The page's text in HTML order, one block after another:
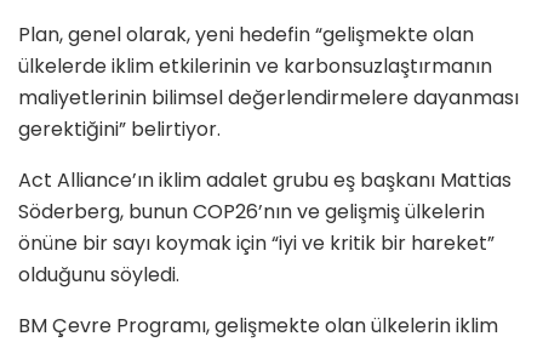
Plan, genel olarak, yeni hedefin “gelişmekte olan
ülkelerde iklim etkilerinin ve karbonsuzlaştırmanın
maliyetlerinin bilimsel değerlendirmelere dayanması
gerektiğini” belirtiyor.
Act Alliance’ın iklim adalet grubu eş başkanı Mattias
Söderberg, bunun COP26’nın ve gelişmiş ülkelerin
önüne bir sayı koymak için “iyi ve kritik bir hareket”
olduğunu söyledi.
BM Çevre Programı, gelişmekte olan ülkelerin iklim